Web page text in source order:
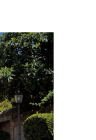
metà del
teatro,